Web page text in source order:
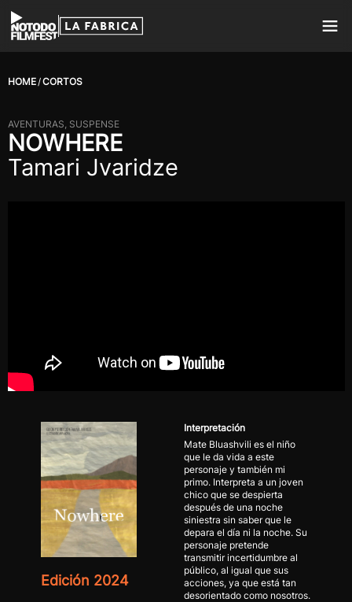
HOME CORTOS
AVENTURAS, SUSPENSE
NOWHERE
Tamari Jvaridze
Edición 2024
Interpretación
Mate Bluashvili es el niño
que le da vida a este
personaje y también mi
primo. Interpreta a un joven
chico que se despierta
después de una noche
siniestra sin saber que le
depara el día ni la noche. Su
personaje pretende
transmitir incertidumbre al
público, al igual que sus
acciones, ya que está tan
desorientado como nosotros.